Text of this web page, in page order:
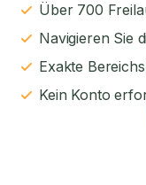
Über 700
Navigieren Sie
Exakte
Kein Konto